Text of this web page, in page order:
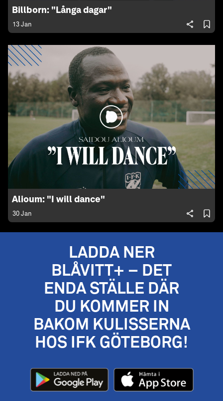
Billborn: "Långa dagar"
13 Jan
Alioum: "I will dance"
30 Jan
LADDA NER
BLÅVITT+ – DET
ENDA STÄLLE DÄR
DU KOMMER IN
BAKOM KULISSERNA
HOS IFK GÖTEBORG!